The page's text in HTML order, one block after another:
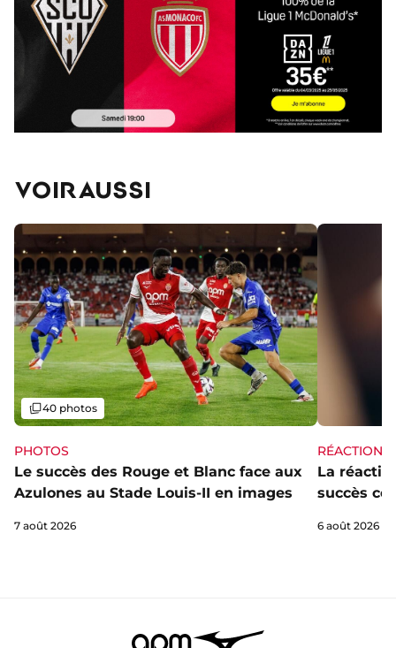
VOIR AUSSI
PHOTOS
Le succès des Rouge et Blanc face aux
Azulones au Stade Louis-II en images
Galerie
40 photos
7 août 2026
RÉACTIONS
La
succès
6 août 2026